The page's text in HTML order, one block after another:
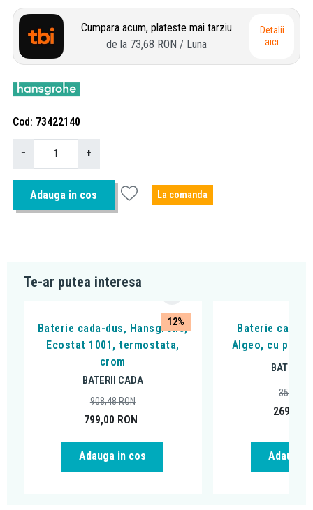
Cumpara acum, plateste mai tarziu
de la 73,68 RON / Luna
Detalii
aici
Cod 73422140
− +
Adauga in cos La comanda
Te-ar putea interesa
12%
Baterie cada-dus, Hansgrohe,
Ecostat 1001, termostata,
crom
BATERII CADA
799,00 RON
908,48RON
Adauga in cos
Baterie cada -
Algeo, cu pipa
BATERII
269,00
359,99
Adauga